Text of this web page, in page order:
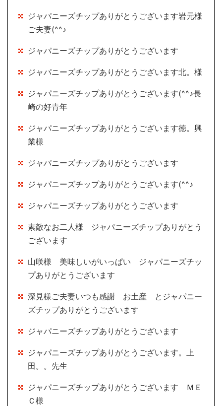
ジャパニーズチップありがとうございます岩元様
ご夫妻(^^♪
ジャパニーズチップありがとうございます
ジャパニーズチップありがとうございます北。様
ジャパニーズチップありがとうございます(^^♪長
崎の好青年
ジャパニーズチップありがとうございます徳。興
業様
ジャパニーズチップありがとうございます
ジャパニーズチップありがとうございます(^^♪
ジャパニーズチップありがとうございます
素敵なお二人様 ジャパニーズチップありがとう
ございます
山咲様 美味しいがいっぱい ジャパニーズチッ
プありがとうございます
深見様ご夫妻いつも感謝 お土産 とジャパニー
ズチップありがとうございます
ジャパニーズチップありがとうございます
ジャパニーズチップありがとうございます。上
田。。先生
ジャパニーズチップありがとうございます ＭＥ
Ｃ様